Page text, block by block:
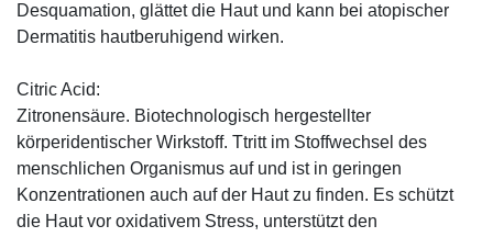
Desquamation, glättet die Haut und kann bei atopischer
Dermatitis hautberuhigend wirken.
Citric Acid:
Zitronensäure. Biotechnologisch hergestellter
körperidentischer Wirkstoff. Ttritt im Stoffwechsel des
menschlichen Organismus auf und ist in geringen
Konzentrationen auch auf der Haut zu finden. Es schützt
die Haut vor oxidativem Stress, unterstützt den